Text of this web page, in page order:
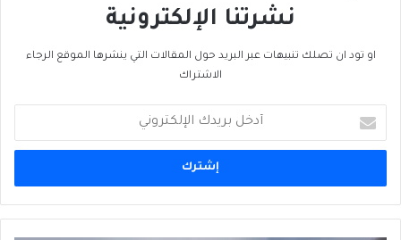
نشرتنا الإلكترونية
او تود ان تصلك تنبيهات عبر البريد حول المقالات التي ينشرها الموقع الرجاء
الاشتراك
بريدك
الإلكتروني